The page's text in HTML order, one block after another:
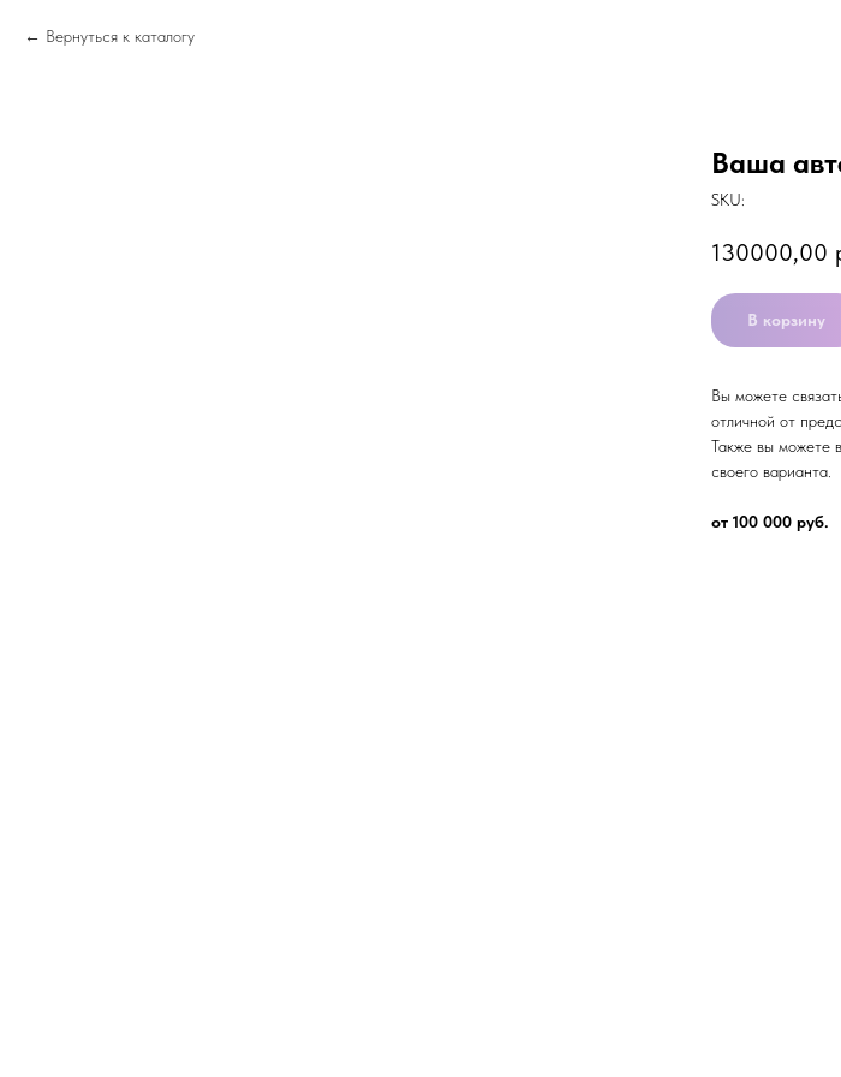
Вернуться к каталогу
Ваша
SKU:
130000,00
В корзину
Вы можете
отличной от
Также вы можете
своего варианта.
от 100 000 руб.